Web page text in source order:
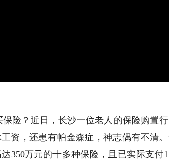
险？近日，长沙一位老人的保险购置
资，还患有帕金森症，神志偶有不清
350万元的十多种保险，且已实际支付